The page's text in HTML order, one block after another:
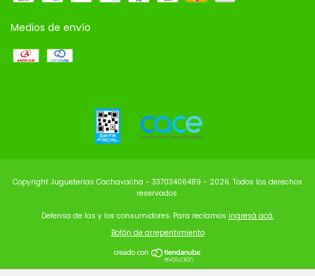
Medios de envío
Copyright Jugueterías Cachavacha - 33703406489 - 2026. Todos los derechos
reservados.
Defensa de las y los consumidores. Para reclamos ingresá acá.
Botón de arrepentimiento